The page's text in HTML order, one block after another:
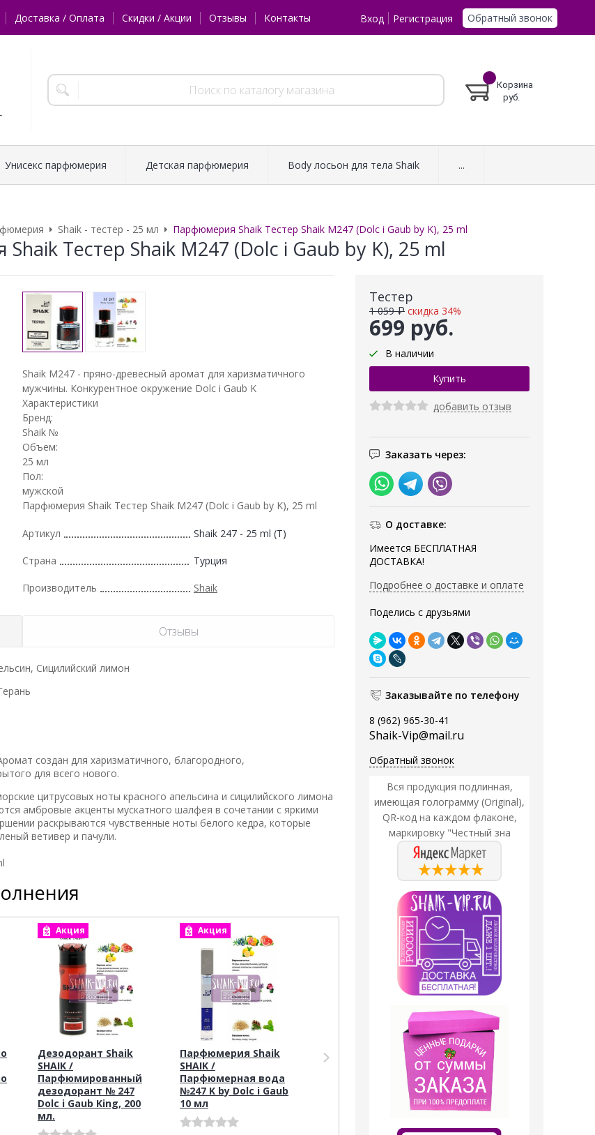
Доставка / Оплата Скидки / Акции Отзывы Контакты Вход Регистрация Обратный звонок
Корзина
руб.
Унисекс парфюмерия Детская парфюмерия Body лосьон для тела Shaik ...
Shaik - тестер - 25 мл Парфюмерия Shaik Тестер Shaik M247 (Dolc i Gaub by K), 25 ml
Тестер Shaik M247 (Dolc i Gaub by K), 25 ml
Тестер
699 руб.
1 059 ₽ скидка 34%
В наличии
добавить отзыв
Заказать через:
О доставке:
Имеется БЕСПЛАТНАЯ
ДОСТАВКА!
Подробнее о доставке и оплате
Поделись с друзьями
Заказывайте по телефону
8 (962) 965-30-41
Shaik-Vip@mail.ru
Обратный звонок
Вся продукция подлинная,
имеющая голограмму (Original),
QR-код на каждом флаконе,
маркировку "Честный зна
Shaik M247 - пряно-древесный аромат для харизматичного
мужчины. Конкурентное окружение Dolc i Gaub K
Характеристики
Бренд:
Shaik №
Объем:
25 мл
Пол:
мужской
Парфюмерия Shaik Тестер Shaik M247 (Dolc i Gaub by K), 25 ml
Артикул Shaik 247 - 25 ml (T)
Страна Турция
Производитель Shaik
Отзывы
Сицилийский лимон
создан для харизматичного, благородного,
для всего нового.
цитрусовых ноты красного апельсина и сицилийского лимона
амбровые акценты мускатного шалфея в сочетании с яркими
раскрываются чувственные ноты белого кедра, которые
ветивер и пачули.
Акция
Дезодорант Shaik
SHAIK /
Парфюмированный
дезодорант № 247
Dolc i Gaub King, 200
мл.
Акция
Парфюмерия Shaik
SHAIK /
Парфюмерная вода
№247 K by Dolc i Gaub
10 мл
Парфюмерия Shaik
Парфюмерная вода
№ 247 Dolc i Gaub by K
Акция
Парфюмерия Shaik
SHAIK /
Парфюмерная вода
№247 Dolc i Gaub KING
20 мл.